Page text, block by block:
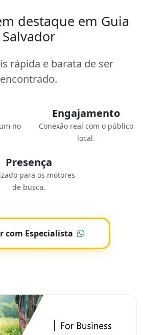
destaque em Guia
Salvador
rápida e barata de ser
encontrado.
no
Engajamento
Conexão real com o público
local.
Presença
para os motores
de busca.
com Especialista